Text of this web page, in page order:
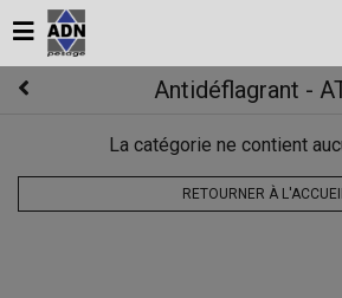
Antidéflagrant -
La catégorie ne contient
RETOURNER À